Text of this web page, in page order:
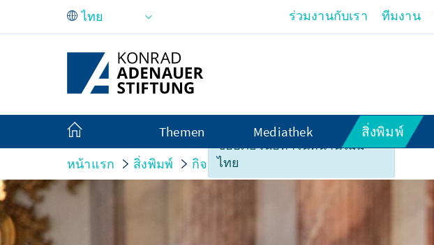
Skip to Main Content
ขออภัย เนื้อหาในหน้านี้ไม่มี
ไทย
ร่วมงานกับเรา ทีมงาน
Themen Mediathek สิ่งพิมพ์
หน้าแรก สิ่งพิมพ์ กิจกรรมที่จัด